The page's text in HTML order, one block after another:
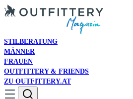
STILBERATUNG
MÄNNER
FRAUEN
OUTFITTERY & FRIENDS
ZU OUTFITTERY.AT